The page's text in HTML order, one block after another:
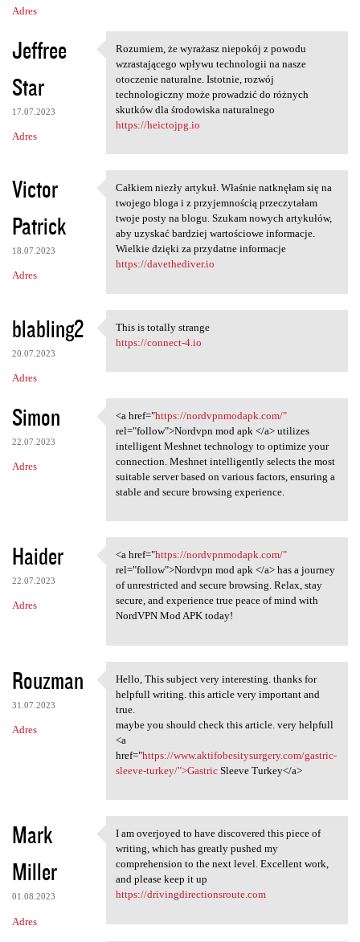
Adres
Jeffree
Star
17.07.2023
Adres
Rozumiem, że wyrażasz
Rozumiem, że wyrażasz niepokój z powodu
wzrastającego wpływu technologii na nasze
otoczenie naturalne. Istotnie, rozwój
technologiczny może prowadzić do różnych
skutków dla środowiska naturalnego
https://heictojpg.io
Victor
Patrick
18.07.2023
Adres
Całkiem niezły artykuł.
Całkiem niezły artykuł. Właśnie natknęłam się na
twojego bloga i z przyjemnością przeczytałam
twoje posty na blogu. Szukam nowych artykułów,
aby uzyskać bardziej wartościowe informacje.
Wielkie dzięki za przydatne informacje
https://davethediver.io
blabling2
20.07.2023
Adres
This is totally strange
This is totally strange
https://connect-4.io
Simon
22.07.2023
Adres
<a href="https:/
<a href="https://nordvpnmodapk.com/"
rel="follow">Nordvpn mod apk </a> utilizes
intelligent Meshnet technology to optimize your
connection. Meshnet intelligently selects the most
suitable server based on various factors, ensuring a
stable and secure browsing experience.
Haider
22.07.2023
Adres
<a href="https:/
<a href="https://nordvpnmodapk.com/"
rel="follow">Nordvpn mod apk </a> has a journey
of unrestricted and secure browsing. Relax, stay
secure, and experience true peace of mind with
NordVPN Mod APK today!
Rouzman
31.07.2023
Adres
Hello, This subject very
Hello, This subject very interesting. thanks for
helpfull writing. this article very important and
true.
maybe you should check this article. very helpfull
<a
href="https://www.aktifobesitysurgery.com/gastric-
sleeve-turkey/">GastricSleeve Turkey</a>
Mark
Miller
01.08.2023
Adres
I am overjoyed to have
I am overjoyed to have discovered this piece of
writing, which has greatly pushed my
comprehension to the next level. Excellent work,
and please keep it up
https://drivingdirectionsroute.com